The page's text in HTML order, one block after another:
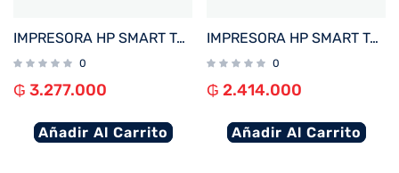
IMPRESORA HP SMART TANK 790 IMP/COP/SCAN/FAX/RED/WIFI/BIVOLT
0
₲ 3.277.000
Añadir Al Carrito
IMPRESORA HP SMART TANK 720 IMP/COP/SCAN/USB/WIFI/BIVOLT
0
₲ 2.414.000
Añadir Al Carrito